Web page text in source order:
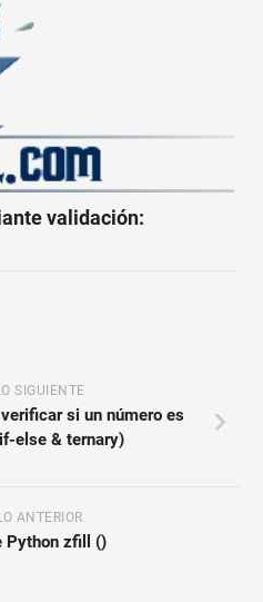
validación:
SIGUIENTE
si un número es
else & ternary)
ANTERIOR
Python zfill ()